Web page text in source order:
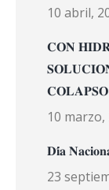
10 abril,
𝐂𝐎𝐍
10 marzo,
𝐃𝐢́𝐚
23